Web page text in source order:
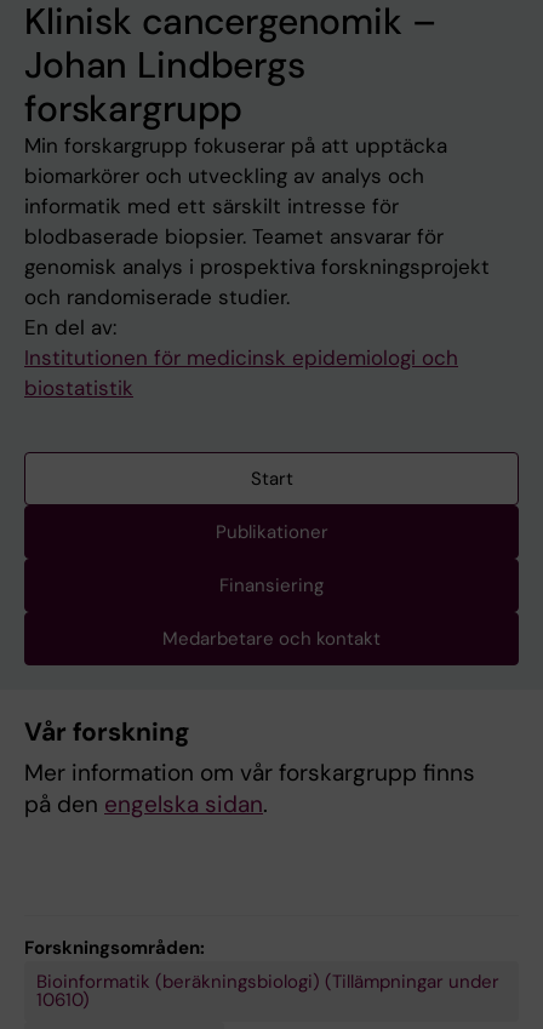
Klinisk cancergenomik –
Johan Lindbergs
forskargrupp
Min forskargrupp fokuserar på att upptäcka
biomarkörer och utveckling av analys och
informatik med ett särskilt intresse för
blodbaserade biopsier. Teamet ansvarar för
genomisk analys i prospektiva forskningsprojekt
och randomiserade studier.
En del av:
Institutionen för medicinsk epidemiologi och
biostatistik
Start
Publikationer
Finansiering
Medarbetare och kontakt
Vår forskning
Mer information om vår forskargrupp finns
på den engelska sidan.
Forskningsområden:
Bioinformatik (beräkningsbiologi) (Tillämpningar under
10610)